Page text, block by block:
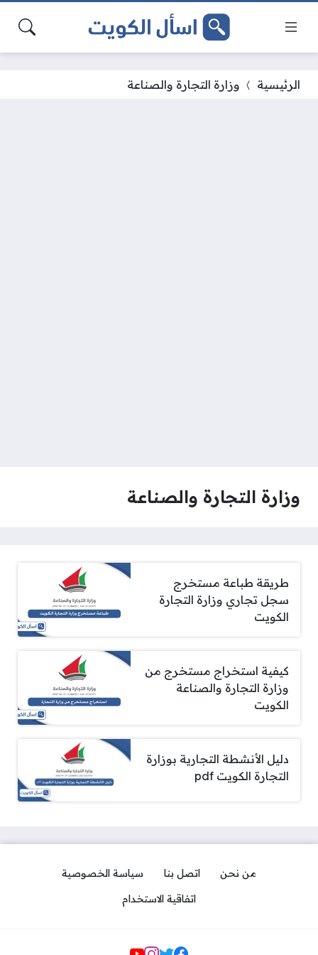
الرئيسية وزارة التجارة والصناعة
وزارة التجارة والصناعة
طريقة طباعة مستخرج
سجل تجاري وزارة التجارة
الكويت
كيفية استخراج مستخرج من
وزارة التجارة والصناعة
الكويت
دليل الأنشطة التجارية بوزارة
التجارة الكويت pdf
من نحن اتصل بنا
سياسة الخصوصية
اتفاقية الاستخدام